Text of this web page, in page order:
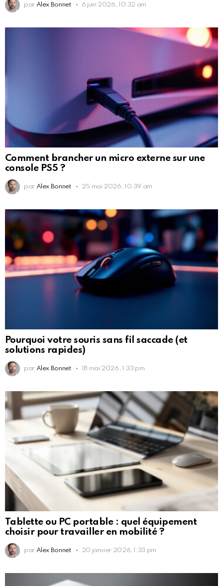
par Alex Bonnet 6 juin 2026, 10:32 am
Comment brancher un micro externe sur une
console PS5 ?
par Alex Bonnet 25 mai 2026, 10:39 am
Pourquoi votre souris sans fil saccade (et
solutions rapides)
par Alex Bonnet 18 mai 2026, 1:33 pm
Tablette ou PC portable : quel équipement
choisir pour travailler en mobilité ?
par Alex Bonnet 20 janvier 2026, 1:33 pm